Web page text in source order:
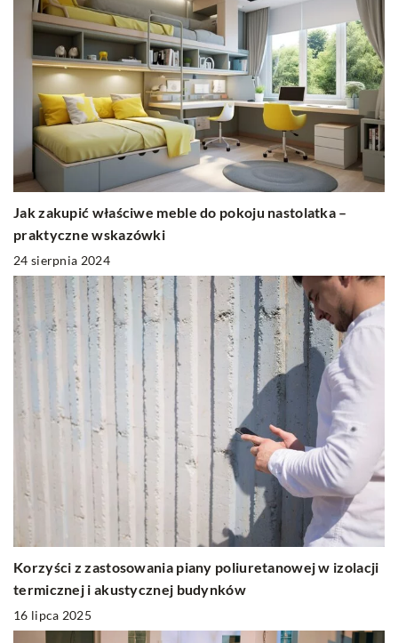
Jak zakupić właściwe meble do pokoju nastolatka –
praktyczne wskazówki
24 sierpnia 2024
Korzyści z zastosowania piany poliuretanowej w izolacji
termicznej i akustycznej budynków
16 lipca 2025